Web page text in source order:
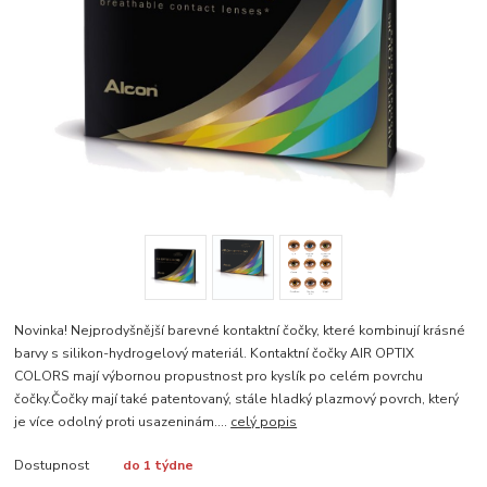
Novinka! Nejprodyšnější barevné kontaktní čočky, které kombinují krásné
barvy s silikon-hydrogelový materiál. Kontaktní čočky AIR OPTIX
COLORS mají výbornou propustnost pro kyslík po celém povrchu
čočky.Čočky mají také patentovaný, stále hladký plazmový povrch, který
je více odolný proti usazeninám.... celý popis
Dostupnost
do 1 týdne